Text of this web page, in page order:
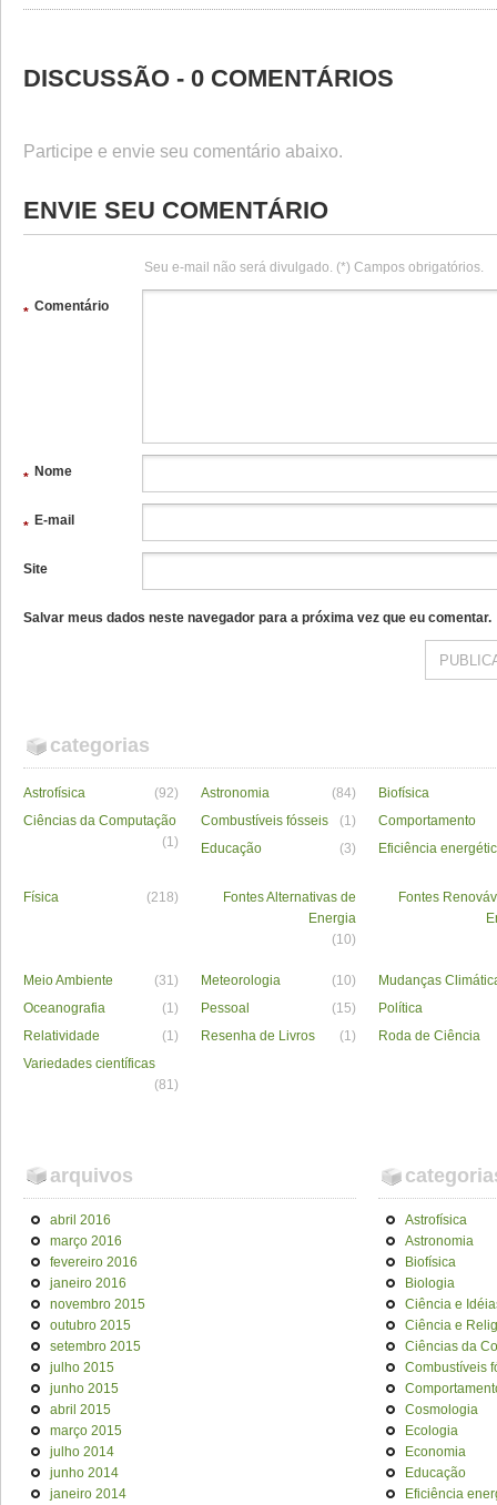
DISCUSSÃO - 0 COMENTÁRIOS
Participe e envie seu comentário abaixo.
ENVIE SEU COMENTÁRIO
Seu e-mail não será divulgado. (*) Campos obrigatórios.
Comentário
*
Nome
*
E-mail
*
Site
Salvar meus dados neste navegador para a próxima vez que eu comentar.
categorias
Astrofísica (92) Astronomia (84)
Biofísica
Ciências da Computação
(1)
Combustíveis fósseis (1)
Comportamento
Educação
(3) Eficiência
Física (218)
Fontes Alternativas de
Energia
(10)
Fontes
Meio Ambiente (31) Meteorologia (10)
Mudanças
Oceanografia
(1) Pessoal (15)
Política
Relatividade
(1) Resenha de Livros (1)
Roda de Ciência
Variedades científicas
(81)
arquivos
abril 2016
março 2016
fevereiro 2016
janeiro 2016
novembro 2015
outubro 2015
setembro 2015
julho 2015
junho 2015
abril 2015
março 2015
julho 2014
junho 2014
janeiro 2014
Astrofísica
Astronomia
Biofísica
Biologia
Ciência e
Ciência e
Ciências da
Combustíveis
Cosmologia
Ecologia
Economia
Educação
Eficiência